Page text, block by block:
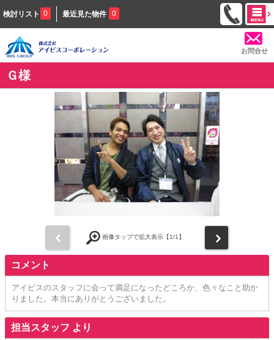
検討リスト 0 最近見た物件 0
お問合せ
Ｇ様
画像タップで拡大表示【1/1】
コメント
アイビスのスタッフに会って満足になったどころか、色々なこと助か
りました。本当にありがとうございました。
担当スタッフ より